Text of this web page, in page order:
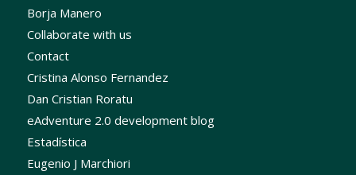
Borja Manero
Collaborate with us
Contact
Cristina Alonso Fernandez
Dan Cristian Roratu
eAdventure 2.0 development blog
Estadística
Eugenio J Marchiori